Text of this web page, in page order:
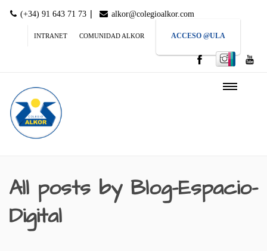
(+34) 91 643 71 73 | alkor@colegioalkor.com
INTRANET COMUNIDAD ALKOR ACCESO @ULA
All posts by Blog-Espacio-
Digital